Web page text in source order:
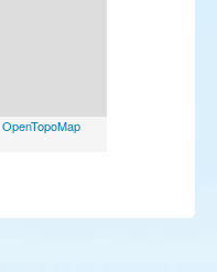
OpenTopoMap